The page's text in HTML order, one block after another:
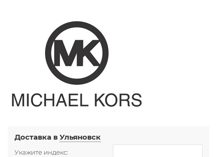
Доставка вУльяновск
Укажите индекс: